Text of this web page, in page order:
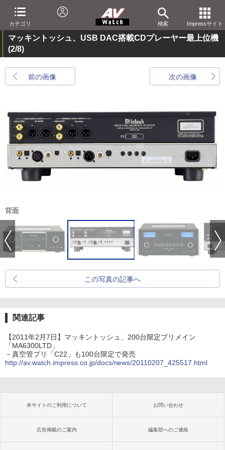
カテゴリ 検索 Impressサイト
マッキントッシュ、USB DAC搭載CDプレーヤー最上位機
(2/8)
前の画像 次の画像
背面
この写真の記事へ
関連記事
【2011年2月7日】マッキントッシュ、200台限定プリメイン
「MA6300LTD」
－真空管プリ「C22」も100台限定で発売
http://av.watch.impress.co.jp/docs/news/20110207_425517.html
本サイトのご利用について お問い合わせ
広告掲載のご案内 編集部へのご連絡